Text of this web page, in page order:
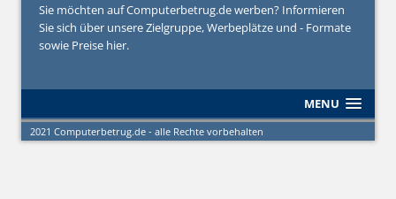
Sie möchten auf Computerbetrug.de werben? Informieren
Sie sich über unsere Zielgruppe, Werbeplätze und - Formate
sowie Preise hier.
MENU
2021 Computerbetrug.de - alle Rechte vorbehalten